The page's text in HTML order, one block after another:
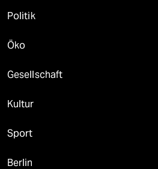
Politik
Öko
Gesellschaft
Kultur
Sport
Berlin